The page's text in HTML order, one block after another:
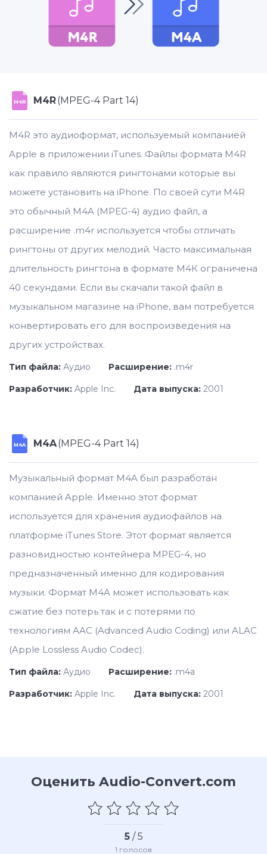
M4R M4R(MPEG-4 Part 14)
M4R это аудиоформат, используемый компанией
Apple в приложении iTunes. Файлы формата M4R
как правило являются рингтонами которые вы
можете установить на iPhone. По своей сути M4R
это обычный M4A (MPEG-4) аудио файл, а
расширение .m4r используется чтобы отличать
рингтоны от других мелодий. Часто максимальная
длительность рингтона в формате M4К ограничена
40 секундами. Если вы скачали такой файл в
музыкальном магазине на iPhone, вам потребуется
конвертировать его для воспроизведения на
других устройствах.
Тип файла: Аудио Расширение: .m4r
Разработчик: Apple Inc. Дата выпуска: 2001
M4A M4A(MPEG-4 Part 14)
Музыкальный формат M4A был разработан
компанией Apple. Именно этот формат
используется для хранения аудиофайлов на
платформе iTunes Store. Этот формат является
разновидностью контейнера MPEG-4, но
предназначенный именно для кодирования
музыки. Формат M4A может использовать как
сжатие без потерь так и с потерями по
технологиям AAC (Advanced Audio Coding) или ALAC
(Apple Lossless Audio Codec).
Тип файла: Аудио Расширение: .m4a
Разработчик: Apple Inc. Дата выпуска: 2001
Оценить Audio-Convert.com
5/ 5
1 голосов